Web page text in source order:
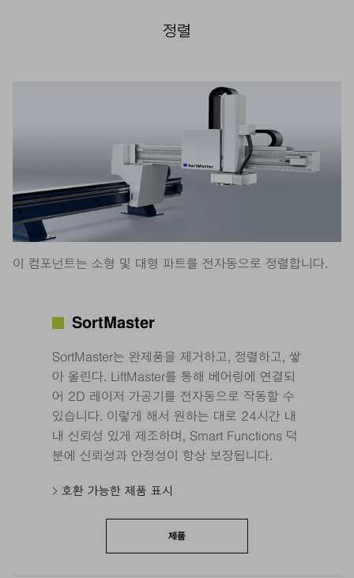
정렬
이 컴포넌트는 소형 및 대형 파트를 전자동으로 정렬합니다.
SortMaster
SortMaster는 완제품을 제거하고, 정렬하고, 쌓
아 올린다. LiftMaster를 통해 베어링에 연결되
어 2D 레이저 가공기를 전자동으로 작동할 수
있습니다. 이렇게 해서 원하는 대로 24시간 내
내 신뢰성 있게 제조하며, Smart Functions 덕
분에 신뢰성과 안정성이 항상 보장됩니다.
호환 가능한 제품 표시
제품